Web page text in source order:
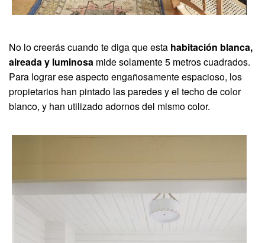
No lo creerás cuando te diga que esta habitación blanca,
aireada y luminosa mide solamente 5 metros cuadrados.
Para lograr ese aspecto engañosamente espacioso, los
propietarios han pintado las paredes y el techo de color
blanco, y han utilizado adornos del mismo color.